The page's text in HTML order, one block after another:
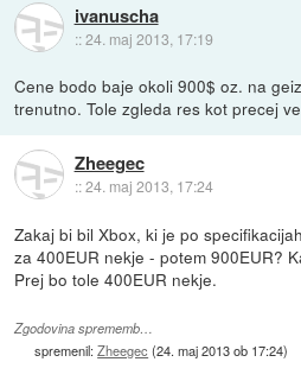
ivanuscha
::24. maj 2013, 17:19
Cene bodo baje okoli 900$ oz. na
trenutno. Tole zgleda res kot precej
Zheegec
::24. maj 2013, 17:24
Zakaj bi bil Xbox, ki je po
za 400EUR nekje - potem 900EUR?
Prej bo tole 400EUR nekje.
Zgodovina sprememb…
spremenil:Zheegec (24. maj 2013 ob 17:24)